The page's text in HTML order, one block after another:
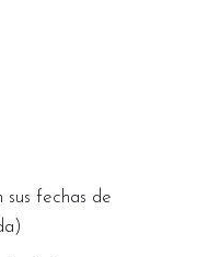
sus fechas de